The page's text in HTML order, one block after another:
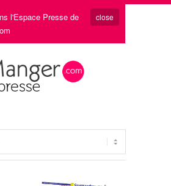
l'Espace Presse de
close